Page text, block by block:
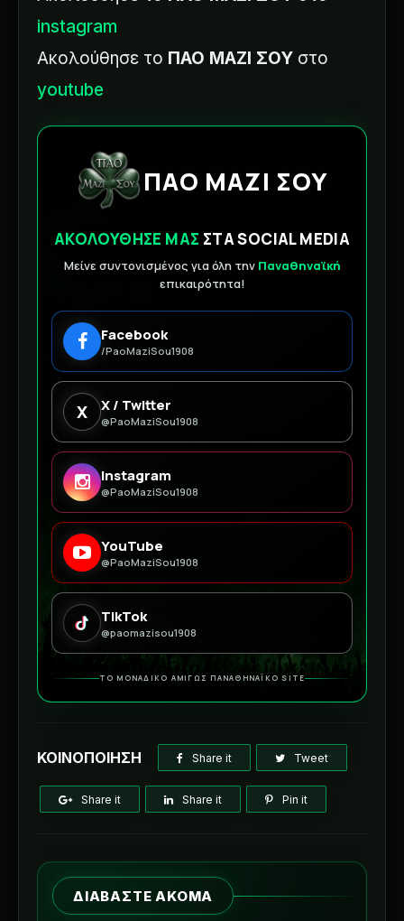
instagram
Ακολούθησε το ΠΑΟ ΜΑΖΙ ΣΟΥ στο
youtube
ΠΑΟ ΜΑΖΙ ΣΟΥ
ΑΚΟΛΟΥΘΗΣΕ ΜΑΣ ΣΤΑ SOCIAL MEDIA
Μείνε συντονισμένος για όλη την Παναθηναϊκή
επικαιρότητα!
Facebook
/PaoMaziSou1908
X X / Twitter
@PaoMaziSou1908
Instagram
@PaoMaziSou1908
YouTube
@PaoMaziSou1908
TikTok
@paomazisou1908
ΤΟ ΜΟΝΑΔΙΚΟ ΑΜΙΓΩΣ ΠΑΝΑΘΗΝΑΪΚΟ SITE
ΚΟΙΝΟΠΟΙΗΣΗ Share it Tweet
Share it Share it Pin it
ΔΙΑΒΑΣΤΕ ΑΚΟΜΑ